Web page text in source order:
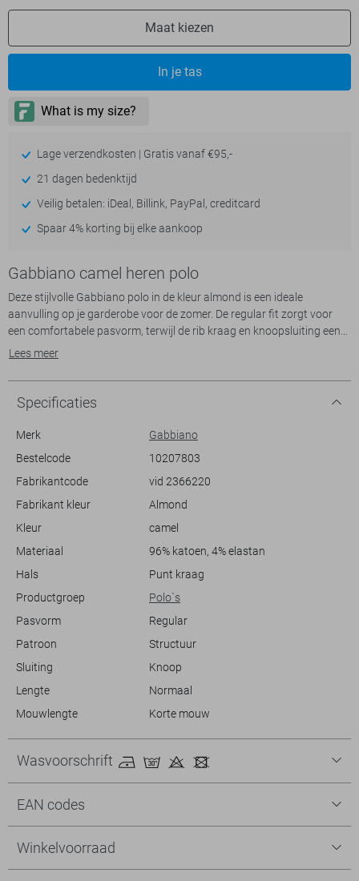
Maat kiezen
In je tas
Lage verzendkosten | Gratis vanaf €95,-
21 dagen bedenktijd
Veilig betalen: iDeal, Billink, PayPal, creditcard
Spaar 4% korting bij elke aankoop
Gabbiano camel heren polo
Deze stijlvolle Gabbiano polo in de kleur almond is een ideale
aanvulling op je garderobe voor de zomer. De regular fit zorgt voor
een comfortabele pasvorm, terwijl de rib kraag en knoopsluiting een
klassieke uitstraling geven. Het subtiele structuurpatroon in de stof
Gemaakt van 96% katoen en 4% elastan, biedt deze polo zowel
ademend vermogen als een beetje stretch voor extra comfort.
Perfect voor een casual dagje uit of een ontspannen zomers feestje.
sneakers voor een relaxte, maar stijlvolle look. Dankzij de korte
mouwen en de normale lengte is het draagcomfort gegarandeerd,
ongeacht de gelegenheid. De urban stijl van deze polo maakt het een
vertrouwen voor de dag kunt komen.
Lees meer
Specificaties
Merk
Gabbiano
Bestelcode
10207803
Fabrikantcode
vid 2366220
Fabrikant kleur
Almond
Kleur
camel
Materiaal
96% katoen, 4% elastan
Hals
Punt kraag
Productgroep
Polo`s
Pasvorm
Regular
Patroon
Structuur
Sluiting
Knoop
Lengte
Normaal
Mouwlengte
Korte mouw
Wasvoorschrift
EAN codes
Winkelvoorraad